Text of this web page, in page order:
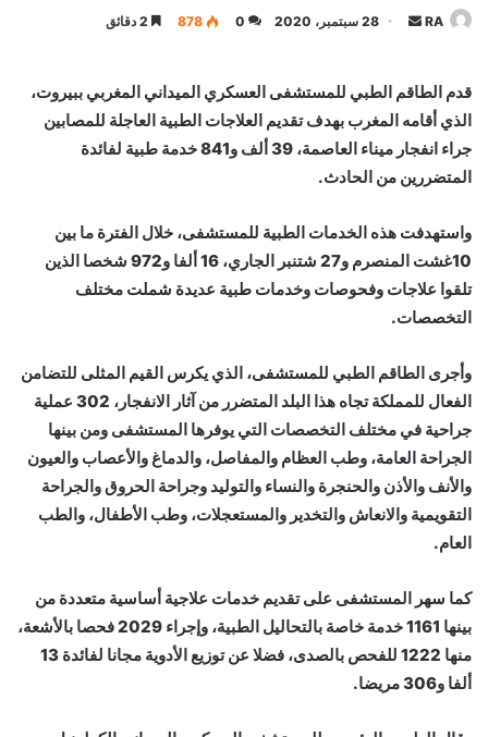
RA
أرسل 28 سبتمبر، 2020 0
878
قدم الطاقم الطبي للمستشفى العسكري الميداني المغربي ببيروت،
الذي أقامه المغرب بهدف تقديم العلاجات الطبية العاجلة للمصابين
جراء انفجار ميناء العاصمة، 39 ألف و841 خدمة طبية لفائدة
المتضررين من الحادث.
واستهدفت هذه الخدمات الطبية للمستشفى، خلال الفترة ما بين
10غشت المنصرم و27 شتنبر الجاري، 16 ألفا و972 شخصا الذين
تلقوا علاجات وفحوصات وخدمات طبية عديدة شملت مختلف
التخصصات.
وأجرى الطاقم الطبي للمستشفى، الذي يكرس القيم المثلى للتضامن
الفعال للمملكة تجاه هذا البلد المتضرر من آثار الانفجار، 302 عملية
جراحية في مختلف التخصصات التي يوفرها المستشفى ومن بينها
الجراحة العامة، وطب العظام والمفاصل، والدماغ والأعصاب والعيون
والأنف والأذن والحنجرة والنساء والتوليد وجراحة الحروق والجراحة
التقويمية والانعاش والتخدير والمستعجلات، وطب الأطفال، والطب
العام.
كما سهر المستشفى على تقديم خدمات علاجية أساسية متعددة من
بينها 1161 خدمة خاصة بالتحاليل الطبية، وإجراء 2029 فحصا بالأشعة،
منها 1222 للفحص بالصدى، فضلا عن توزيع الأدوية مجانا لفائدة 13
ألفا و306 مريضا.